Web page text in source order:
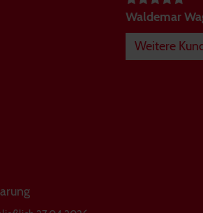
Waldemar
Weitere